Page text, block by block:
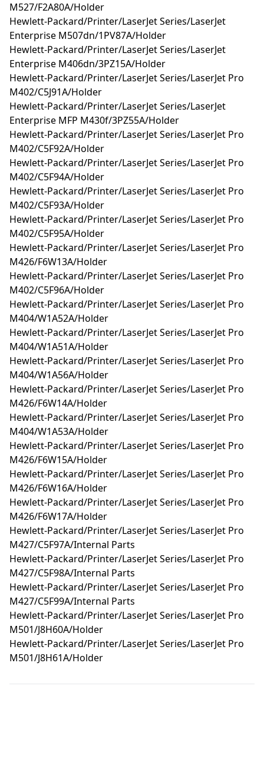
M527/F2A80A/Holder
Hewlett-Packard/Printer/LaserJet Series/LaserJet
Enterprise M507dn/1PV87A/Holder
Hewlett-Packard/Printer/LaserJet Series/LaserJet
Enterprise M406dn/3PZ15A/Holder
Hewlett-Packard/Printer/LaserJet Series/LaserJet Pro
M402/C5J91A/Holder
Hewlett-Packard/Printer/LaserJet Series/LaserJet
Enterprise MFP M430f/3PZ55A/Holder
Hewlett-Packard/Printer/LaserJet Series/LaserJet Pro
M402/C5F92A/Holder
Hewlett-Packard/Printer/LaserJet Series/LaserJet Pro
M402/C5F94A/Holder
Hewlett-Packard/Printer/LaserJet Series/LaserJet Pro
M402/C5F93A/Holder
Hewlett-Packard/Printer/LaserJet Series/LaserJet Pro
M402/C5F95A/Holder
Hewlett-Packard/Printer/LaserJet Series/LaserJet Pro
M426/F6W13A/Holder
Hewlett-Packard/Printer/LaserJet Series/LaserJet Pro
M402/C5F96A/Holder
Hewlett-Packard/Printer/LaserJet Series/LaserJet Pro
M404/W1A52A/Holder
Hewlett-Packard/Printer/LaserJet Series/LaserJet Pro
M404/W1A51A/Holder
Hewlett-Packard/Printer/LaserJet Series/LaserJet Pro
M404/W1A56A/Holder
Hewlett-Packard/Printer/LaserJet Series/LaserJet Pro
M426/F6W14A/Holder
Hewlett-Packard/Printer/LaserJet Series/LaserJet Pro
M404/W1A53A/Holder
Hewlett-Packard/Printer/LaserJet Series/LaserJet Pro
M426/F6W15A/Holder
Hewlett-Packard/Printer/LaserJet Series/LaserJet Pro
M426/F6W16A/Holder
Hewlett-Packard/Printer/LaserJet Series/LaserJet Pro
M426/F6W17A/Holder
Hewlett-Packard/Printer/LaserJet Series/LaserJet Pro
M427/C5F97A/Internal Parts
Hewlett-Packard/Printer/LaserJet Series/LaserJet Pro
M427/C5F98A/Internal Parts
Hewlett-Packard/Printer/LaserJet Series/LaserJet Pro
M427/C5F99A/Internal Parts
Hewlett-Packard/Printer/LaserJet Series/LaserJet Pro
M501/J8H60A/Holder
Hewlett-Packard/Printer/LaserJet Series/LaserJet Pro
M501/J8H61A/Holder